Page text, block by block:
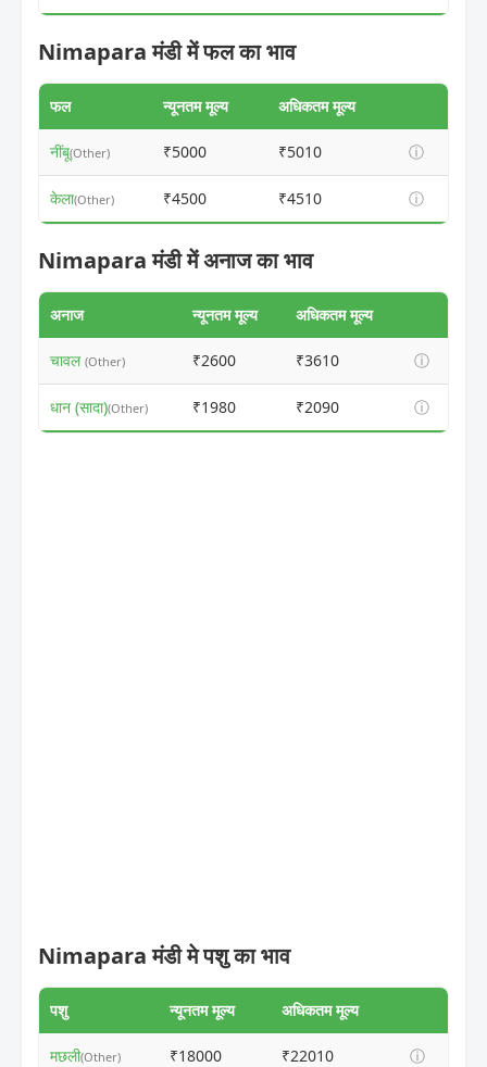
Nimapara मंडी में फल का भाव
फल न्यूनतम मूल्य अधिकतम मूल्य
नींबू(Other) ₹5000 ₹5010 ⓘ
केला(Other) ₹4500 ₹4510 ⓘ
Nimapara मंडी में अनाज का भाव
अनाज न्यूनतम मूल्य अधिकतम मूल्य
चावल (Other) ₹2600 ₹3610 ⓘ
धान (सादा)(Other) ₹1980 ₹2090 ⓘ
Nimapara मंडी मे पशु का भाव
पशु न्यूनतम मूल्य अधिकतम मूल्य
मछली(Other) ₹18000 ₹22010 ⓘ